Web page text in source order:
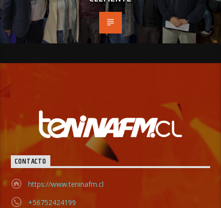
CONTACTO
https://www.teninafm.cl
+56752424199